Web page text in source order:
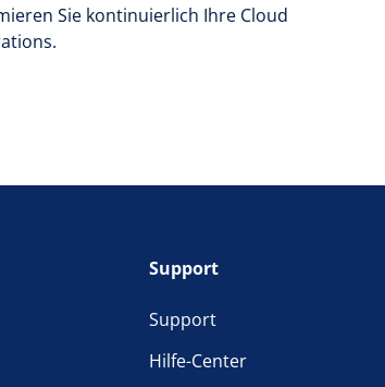
Sie kontinuierlich Ihre Cloud
Support
Support
Hilfe-Center